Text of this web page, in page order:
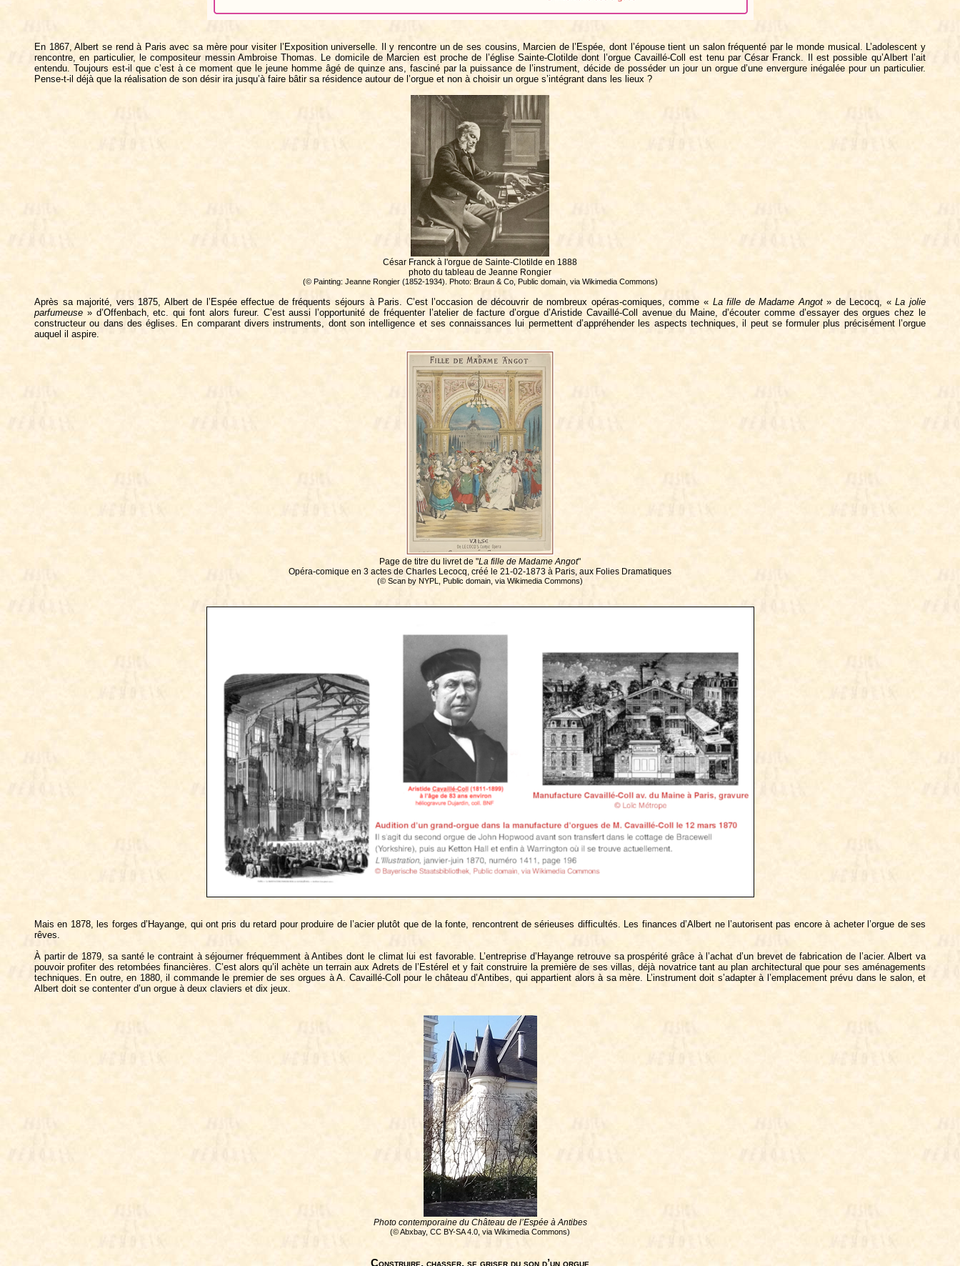
En 1867, Albert se rend à Paris avec sa mère pour visiter l’Exposition universelle. Il y rencontre un de ses cousins, Marcien de l’Espée, dont l’épouse tient un salon fréquenté par le monde musical. L’adolescent y
rencontre, en particulier, le compositeur messin Ambroise Thomas. Le domicile de Marcien est proche de l’église Sainte-Clotilde dont l’orgue Cavaillé-Coll est tenu par César Franck. Il est possible qu’Albert l’ait
entendu. Toujours est-il que c’est à ce moment que le jeune homme âgé de quinze ans, fasciné par la puissance de l’instrument, décide de posséder un jour un orgue d’une envergure inégalée pour un particulier.
Pense-t-il déjà que la réalisation de son désir ira jusqu’à faire bâtir sa résidence autour de l’orgue et non à choisir un orgue s’intégrant dans les lieux ?
César Franck à l'orgue de Sainte-Clotilde en 1888
photo du tableau de Jeanne Rongier
(© Painting: Jeanne Rongier (1852-1934). Photo: Braun & Co, Public domain, via Wikimedia Commons)
Après sa majorité, vers 1875, Albert de l’Espée effectue de fréquents séjours à Paris. C’est l’occasion de découvrir de nombreux opéras-comiques, comme « La fille de Madame Angot» de Lecocq, «La jolie
parfumeuse » d’Offenbach, etc. qui font alors fureur. C’est aussi l’opportunité de fréquenter l’atelier de facture d’orgue d’Aristide Cavaillé-Coll avenue du Maine, d’écouter comme d’essayer des orgues chez le
constructeur ou dans des églises. En comparant divers instruments, dont son intelligence et ses connaissances lui permettent d’appréhender les aspects techniques, il peut se formuler plus précisément l’orgue
auquel il aspire.
Page de titre du livret de "La fille de Madame Angot"
Opéra-comique en 3 actes de Charles Lecocq, créé le 21-02-1873 à Paris, aux Folies Dramatiques
(© Scan by NYPL, Public domain, via Wikimedia Commons)
Mais en 1878, les forges d’Hayange, qui ont pris du retard pour produire de l’acier plutôt que de la fonte, rencontrent de sérieuses difficultés. Les finances d’Albert ne l’autorisent pas encore à acheter l’orgue de ses
rêves.
À partir de 1879, sa santé le contraint à séjourner fréquemment à Antibes dont le climat lui est favorable. L’entreprise d’Hayange retrouve sa prospérité grâce à l’achat d’un brevet de fabrication de l’acier. Albert va
pouvoir profiter des retombées financières. C’est alors qu’il achète un terrain aux Adrets de l’Estérel et y fait construire la première de ses villas, déjà novatrice tant au plan architectural que pour ses aménagements
techniques. En outre, en 1880, il commande le premier de ses orgues à A. Cavaillé-Coll pour le château d’Antibes, qui appartient alors à sa mère. L’instrument doit s’adapter à l’emplacement prévu dans le salon, et
Albert doit se contenter d’un orgue à deux claviers et dix jeux.
Photo contemporaine du Château de l’Espée à Antibes
(© Abxbay, CC BY-SA 4.0, via Wikimedia Commons)
Construire, chasser, se griser du son d’un orgue